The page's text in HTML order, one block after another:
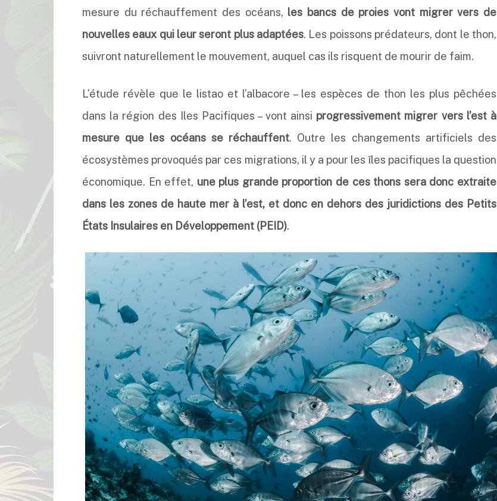
mesure du réchauffement des océans, les bancs de proies vont migrer vers de
nouvelles eaux qui leur seront plus adaptées. Les poissons prédateurs, dont le thon,
suivront naturellement le mouvement, auquel cas ils risquent de mourir de faim.
L’étude révèle que le listao et l’albacore – les espèces de thon les plus pêchées
dans la région des Iles Pacifiques – vont ainsi progressivement migrer vers l’est à
mesure que les océans se réchauffent. Outre les changements artificiels des
écosystèmes provoqués par ces migrations, il y a pour les îles pacifiques la question
économique. En effet, une plus grande proportion de ces thons sera donc extraite
dans les zones de haute mer à l’est, et donc en dehors des juridictions des Petits
États Insulaires en Développement (PEID).